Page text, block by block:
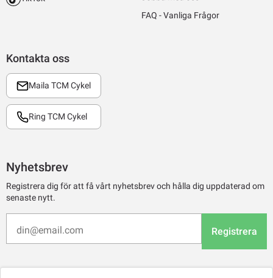
Kontakta oss
Maila TCM Cykel
Ring TCM Cykel
FAQ - Vanliga Frågor
Nyhetsbrev
Registrera dig för att få vårt nyhetsbrev och hålla dig uppdaterad om
senaste nytt.
Registrera